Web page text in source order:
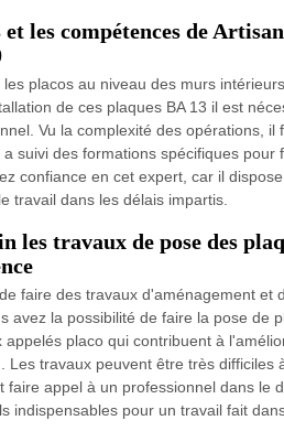
les compétences de
placos au niveau des murs
de ces plaques BA 13 il est
Vu la complexité des opérations, il
suivi des formations spécifiques pour
confiance en cet expert, car il
travail dans les délais impartis.
les travaux de pose des
faire des travaux d'aménagement et
avez la possibilité de faire la pose de
placo qui contribuent à
Les travaux peuvent être très difficiles
appel à un professionnel dans le
indispensables pour un travail fait